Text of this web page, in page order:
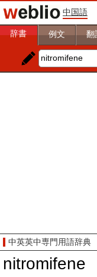
中国語
辞書 例文 翻
中英英中専門用語辞典
nitromifene